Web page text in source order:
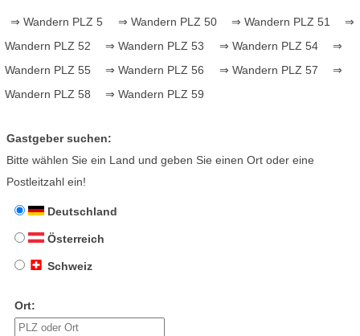
⇒ Wandern PLZ 5 ⇒ Wandern PLZ 50 ⇒ Wandern PLZ 51
⇒
Wandern PLZ 52
⇒ Wandern PLZ 53 ⇒ Wandern PLZ 54
⇒
Wandern PLZ 55
⇒ Wandern PLZ 56 ⇒ Wandern PLZ 57
⇒
Wandern PLZ 58
⇒ Wandern PLZ 59
Gastgeber suchen:
Bitte wählen Sie ein Land und geben Sie einen Ort oder eine
Postleitzahl ein!
Deutschland
Österreich
Schweiz
Ort: